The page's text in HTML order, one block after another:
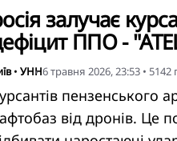
залучає
ППО -
• УНН6 травня 2026, 23:53 • 5142
пензенського
від дронів. Це